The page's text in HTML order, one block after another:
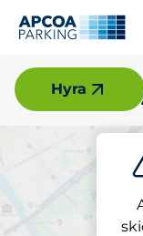
Hyra
Parkera